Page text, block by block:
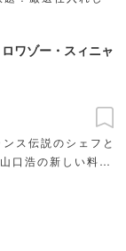
ワゾー・スィニャ
ス伝説のシェフと
口浩の新しい料理